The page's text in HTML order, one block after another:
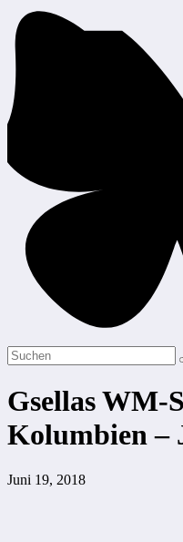
Gsellas WM-
Kolumbien –
Juni 19, 2018